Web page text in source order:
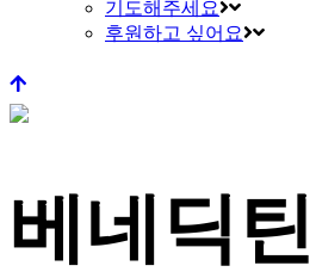
기도해주세요
후원하고 싶어요
베네딕